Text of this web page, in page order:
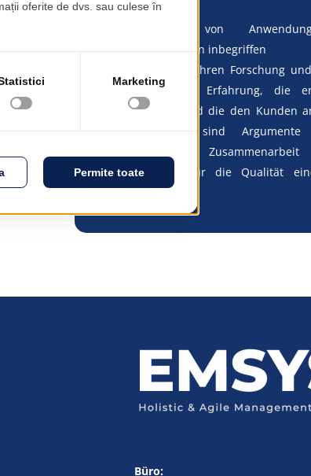
Kosten
Wartung von
Datenbanken inbegriffen
Die in 20 Jahren Forschung
gewonnene Erfahrung, die
Projekte und die den Kunden
Lösungen sind
langfristige
Garantie für die Qualität
Dienstes
Büro: